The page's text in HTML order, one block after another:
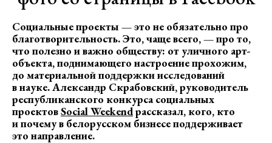
Социальные проекты — это не обязательно про
благотворительность. Это, чаще всего, — про то,
что полезно и важно обществу: от уличного арт-
объекта, поднимающего настроение прохожим,
до материальной поддержки исследований
в науке. Александр Скрабовский, руководитель
республиканского конкурса социальных
проектовSocial Weekendрассказал, кого, кто
и почему в белорусском бизнесе поддерживает
это направление.